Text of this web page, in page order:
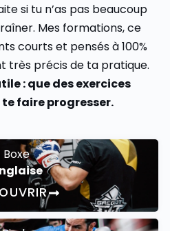
si tu n’as pas beaucoup
Mes formations, ce
courts et pensés à 100%
très précis de ta pratique.
: que des exercices
faire progresser.
Boxe